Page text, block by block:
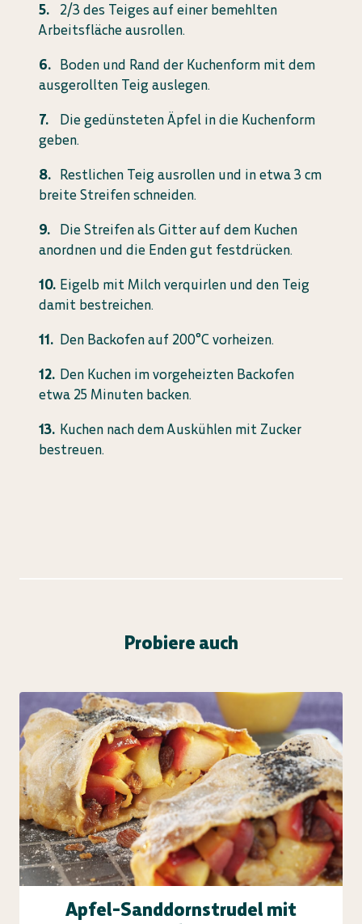
2/3 des Teiges auf einer bemehlten
Arbeitsfläche ausrollen.
Boden und Rand der Kuchenform mit dem
ausgerollten Teig auslegen.
Die gedünsteten Äpfel in die Kuchenform
geben.
Restlichen Teig ausrollen und in etwa 3 cm
breite Streifen schneiden.
Die Streifen als Gitter auf dem Kuchen
anordnen und die Enden gut festdrücken.
Eigelb mit Milch verquirlen und den Teig
damit bestreichen.
Den Backofen auf 200°C vorheizen.
Den Kuchen im vorgeheizten Backofen
etwa 25 Minuten backen.
Kuchen nach dem Auskühlen mit Zucker
bestreuen.
Probiere auch
Apfel-Sanddornstrudel mit